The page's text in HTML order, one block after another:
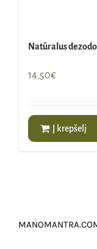
Natūralus
14,50€
Į krepšelį